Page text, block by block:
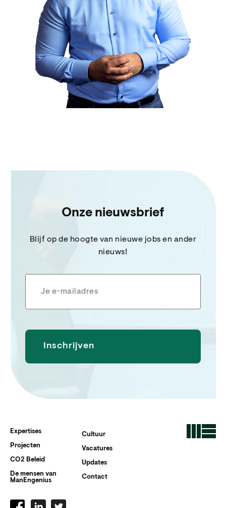
Onze nieuwsbrief
Blijf op de hoogte van nieuwe jobs en ander
nieuws!
Expertises
Projecten
CO2 Beleid
De mensen van
ManEngenius
Cultuur
Vacatures
Updates
Contact